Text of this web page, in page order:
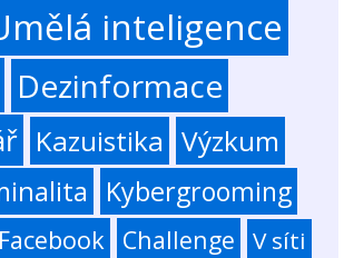
inteligence
Dezinformace
Kazuistika Výzkum
Kybergrooming
Facebook Challenge
V síti